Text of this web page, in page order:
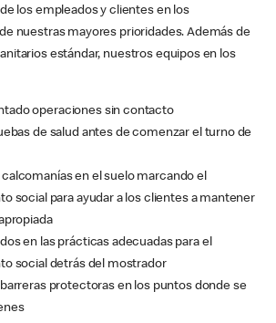
los empleados y clientes en los
nuestras mayores prioridades. Además de
estándar, nuestros equipos en los
operaciones sin contacto
de salud antes de comenzar el turno de
en el suelo marcando el
social para ayudar a los clientes a mantener
en las prácticas adecuadas para el
social detrás del mostrador
protectoras en los puntos donde se